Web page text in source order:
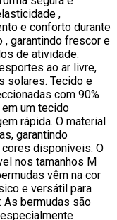
,
e conforto durante
, garantindo frescor e
de atividade.
ao ar livre,
solares. Tecido e
com 90%
um tecido
rápida. O material
garantindo
disponíveis: O
nos tamanhos M
vêm na cor
e versátil para
bermudas são